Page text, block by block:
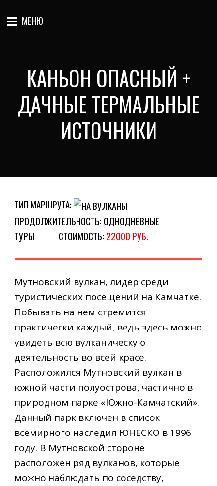
МЕНЮ
КАНЬОН ОПАСНЫЙ +
ДАЧНЫЕ ТЕРМАЛЬНЫЕ
ИСТОЧНИКИ
ТИП МАРШРУТА:
ПРОДОЛЖИТЕЛЬНОСТЬ: ОДНОДНЕВНЫЕ
ТУРЫ
СТОИМОСТЬ: 22000 РУБ.
Мутновский вулкан, лидер среди
туристических посещений на Камчатке.
Побывать на нем стремится
практически каждый, ведь здесь можно
увидеть всю вулканическую
деятельность во всей красе.
Расположился Мутновский вулкан в
южной части полуострова, частично в
природном парке «Южно-Камчатский».
Данный парк включен в список
всемирного наследия ЮНЕСКО в 1996
году. В Мутновской стороне
расположен ряд вулканов, которые
можно наблюдать по соседству,